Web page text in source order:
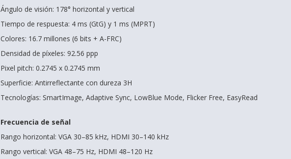
Ángulo de visión: 178° horizontal y vertical
Tiempo de respuesta: 4 ms (GtG) y 1 ms (MPRT)
Colores: 16.7 millones (6 bits + A-FRC)
Densidad de píxeles: 92.56 ppp
Pixel pitch: 0.2745 x 0.2745 mm
Superficie: Antirreflectante con dureza 3H
Tecnologías: SmartImage, Adaptive Sync, LowBlue Mode, Flicker Free, EasyRead
Frecuencia de señal
Rango horizontal: VGA 30–85 kHz, HDMI 30–140 kHz
Rango vertical: VGA 48–75 Hz, HDMI 48–120 Hz